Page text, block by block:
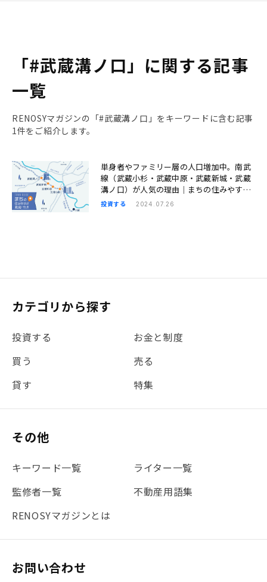
「#武蔵溝ノ口」に関する記事
一覧
RENOSYマガジンの「#武蔵溝ノ口」をキーワードに含む記事
1件をご紹介します。
単身者やファミリー層の人口増加中。南武
線（武蔵小杉・武蔵中原・武蔵新城・武蔵
溝ノ口）が人気の理由｜まちの住みやすさ
発見
投資する 2024.07.26
カテゴリから探す
投資する
お金と制度
買う
売る
貸す
特集
その他
キーワード一覧
ライター一覧
監修者一覧
不動産用語集
RENOSYマガジンとは
お問い合わせ